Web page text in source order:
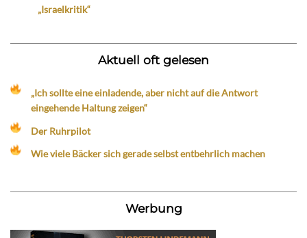
„Israelkritik“
Aktuell oft gelesen
„Ich sollte eine einladende, aber nicht auf die Antwort
eingehende Haltung zeigen“
Der Ruhrpilot
Wie viele Bäcker sich gerade selbst entbehrlich machen
Werbung